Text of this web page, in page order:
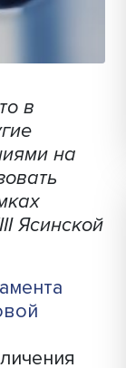
место в
и другие